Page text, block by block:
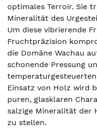
optimales Terroir. Sie
Mineralität des
Um diese vibrierende
Fruchtpräzision
die Domäne Wachau
schonende Pressung
Einsatz von Holz wird
puren, glasklaren
salzige Mineralität der
zu stellen.